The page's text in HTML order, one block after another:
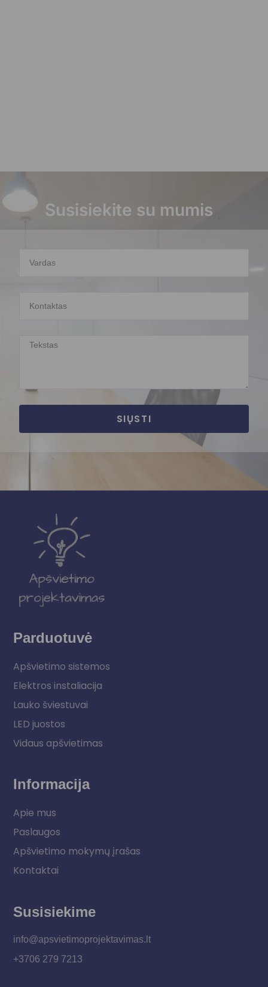
Susisiekite su mumis
SIŲSTI
Parduotuvė
Apšvietimo sistemos
Elektros instaliacija
Lauko šviestuvai
LED juostos
Vidaus apšvietimas
Informacija
Apie mus
Paslaugos
Apšvietimo mokymų įrašas
Kontaktai
Susisiekime
info@apsvietimoprojektavimas.lt
+3706 279 7213